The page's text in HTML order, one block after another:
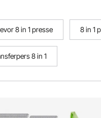
8 in 1 presse 8 in 1
8 in 1